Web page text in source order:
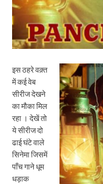
इस ठहरे वक़्त
में कई वेब
सीरीज देखने
का मौका मिल
रहा । देखें तो
ये सीरीज दो
ढाई घंटे वाले
सिनेमा जिसमें
पाँच गाने धूम
धड़ाक